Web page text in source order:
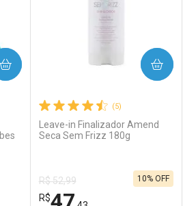
(5)
Leave-in Finalizador Amend
Seca Sem Frizz 180g
R$ 52,99
R$
10% OFF
COMPRAR